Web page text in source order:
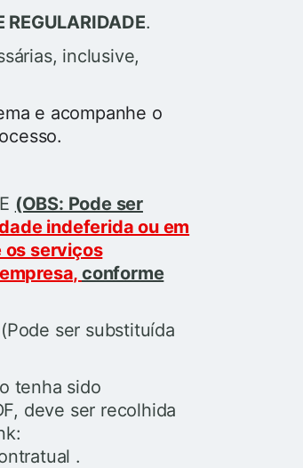
REGULARIDADE.
inclusive,
e acompanhe o
(OBS: Pode ser
indeferida ou em
os serviços
conforme
ser substituída
tenha sido
deve ser recolhida
.